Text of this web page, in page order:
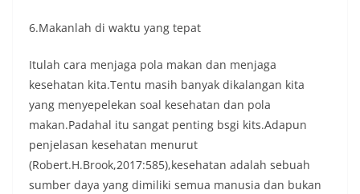
6.Makanlah di waktu yang tepat
Itulah cara menjaga pola makan dan menjaga
kesehatan kita.Tentu masih banyak dikalangan kita
yang menyepelekan soal kesehatan dan pola
makan.Padahal itu sangat penting bsgi kits.Adapun
penjelasan kesehatan menurut
(Robert.H.Brook,2017:585),kesehatan adalah sebuah
sumber daya yang dimiliki semua manusia dan bukan